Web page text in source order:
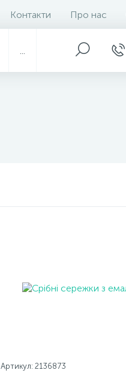
Контакти Про нас
Артикул: 2136873